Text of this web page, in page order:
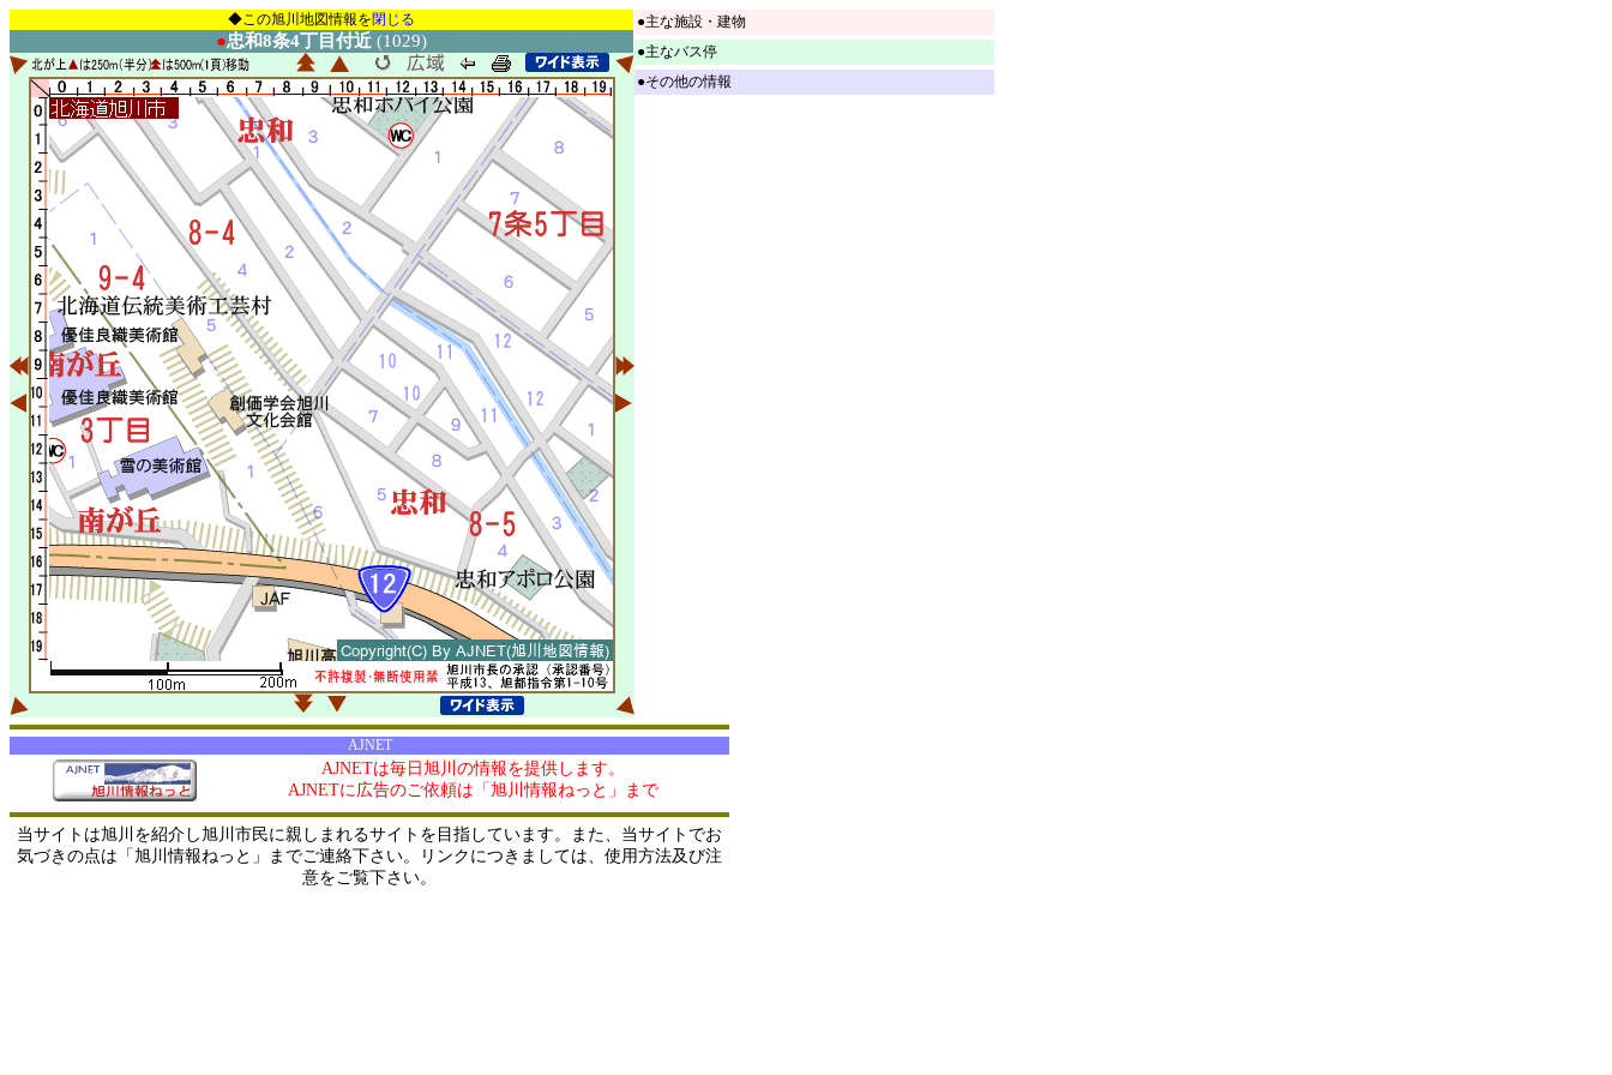
◆この旭川地図情報を閉じる
●忠和8条4丁目付近 (1029)
●主な施設・建物
●主なバス停
●その他の情報
AJNET
AJNETは毎日旭川の情報を提供します。
AJNETに広告のご依頼は「旭川情報ねっと」まで
当サイトは旭川を紹介し旭川市民に親しまれるサイトを目指しています。また、当サイトでお
気づきの点は「旭川情報ねっと」までご連絡下さい。リンクにつきましては、使用方法及び注
意をご覧下さい。